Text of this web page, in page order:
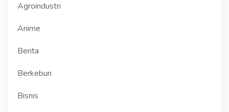
Agroindustri
Anime
Berita
Berkebun
Bisnis